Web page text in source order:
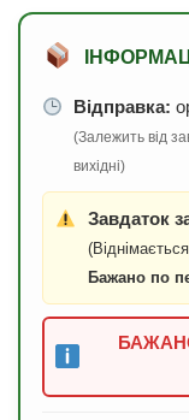
Відправка:
(Залежить від
вихідні)
Завдаток
Бажано по